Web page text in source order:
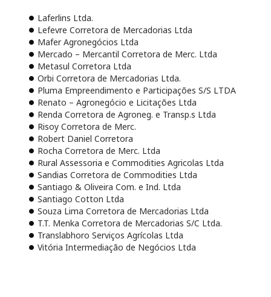
Laferlins Ltda.
Lefevre Corretora de Mercadorias Ltda
Mafer Agronegócios Ltda
Mercado – Mercantil Corretora de Merc. Ltda
Metasul Corretora Ltda
Orbi Corretora de Mercadorias Ltda.
Pluma Empreendimento e Participações S/S LTDA
Renato – Agronegócio e Licitações Ltda
Renda Corretora de Agroneg. e Transp.s Ltda
Risoy Corretora de Merc.
Robert Daniel Corretora
Rocha Corretora de Merc. Ltda
Rural Assessoria e Commodities Agricolas Ltda
Sandias Corretora de Commodities Ltda
Santiago & Oliveira Com. e Ind. Ltda
Santiago Cotton Ltda
Souza Lima Corretora de Mercadorias Ltda
T.T. Menka Corretora de Mercadorias S/C Ltda.
Translabhoro Serviços Agrícolas Ltda
Vitória Intermediação de Negócios Ltda